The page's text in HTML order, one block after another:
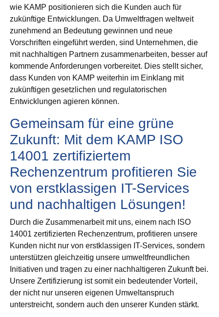
wie KAMP positionieren sich die Kunden auch für
zukünftige Entwicklungen. Da Umweltfragen weltweit
zunehmend an Bedeutung gewinnen und neue
Vorschriften eingeführt werden, sind Unternehmen, die
mit nachhaltigen Partnern zusammenarbeiten, besser auf
kommende Anforderungen vorbereitet. Dies stellt sicher,
dass Kunden von KAMP weiterhin im Einklang mit
zukünftigen gesetzlichen und regulatorischen
Entwicklungen agieren können.
Gemeinsam für eine grüne
Zukunft: Mit dem KAMP ISO
14001 zertifiziertem
Rechenzentrum profitieren Sie
von erstklassigen IT-Services
und nachhaltigen Lösungen!
Durch die Zusammenarbeit mit uns, einem nach ISO
14001 zertifizierten Rechenzentrum, profitieren unsere
Kunden nicht nur von erstklassigen IT-Services, sondern
unterstützen gleichzeitig unsere umweltfreundlichen
Initiativen und tragen zu einer nachhaltigeren Zukunft bei.
Unsere Zertifizierung ist somit ein bedeutender Vorteil,
der nicht nur unseren eigenen Umweltanspruch
unterstreicht, sondern auch den unserer Kunden stärkt.